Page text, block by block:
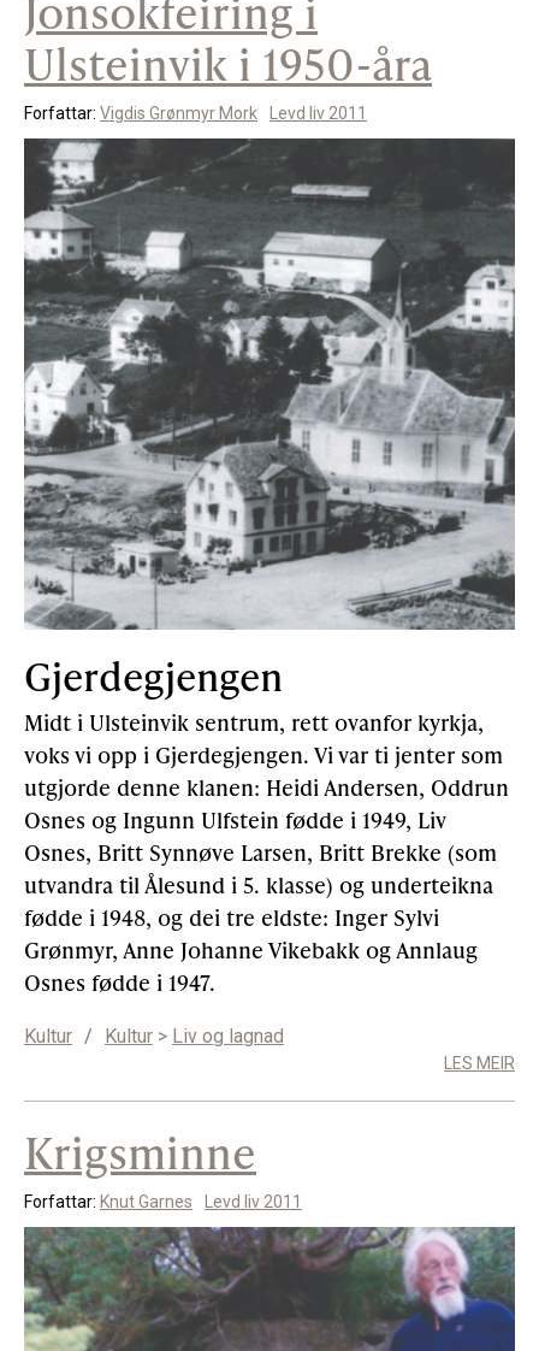
Ulsteinvik i 1950-åra
Forfattar: Vigdis Grønmyr Mork Levd liv 2011
Gjerdegjengen
Midt i Ulsteinvik sentrum, rett ovanfor kyrkja,
voks vi opp i Gjerdegjengen. Vi var ti jenter som
utgjorde denne klanen: Heidi Andersen, Oddrun
Osnes og Ingunn Ulfstein fødde i 1949, Liv
Osnes, Britt Synnøve Larsen, Britt Brekke (som
utvandra til Ålesund i 5. klasse) og underteikna
fødde i 1948, og dei tre eldste: Inger Sylvi
Grønmyr, Anne Johanne Vikebakk og Annlaug
Osnes fødde i 1947.
Kultur / Kultur > Liv og lagnad
LES MEIR
Krigsminne
Forfattar: Knut Garnes Levd liv 2011